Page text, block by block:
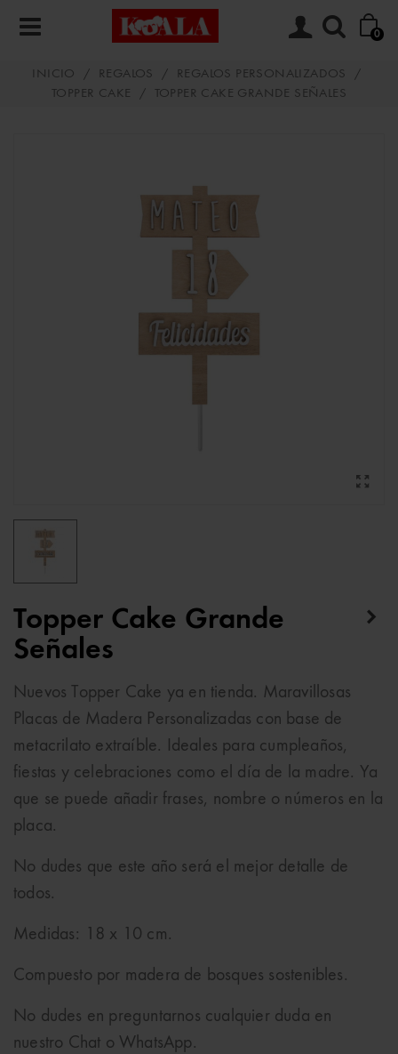
0
INICIO / REGALOS / REGALOS PERSONALIZADOS
/
TOPPER CAKE
/ TOPPER CAKE GRANDE SEÑALES
Topper Cake Grande
Señales
Nuevos Topper Cake ya en tienda. Maravillosas
Placas de Madera Personalizadas con base de
metacrilato extraíble. Ideales para cumpleaños,
fiestas y celebraciones como el día de la madre. Ya
que se puede añadir frases, nombre o números en la
placa.
No dudes que este año será el mejor detalle de
todos.
Medidas: 18 x 10 cm.
Compuesto por madera de bosques sostenibles.
No dudes en preguntarnos cualquier duda en
nuestro Chat o WhatsApp.